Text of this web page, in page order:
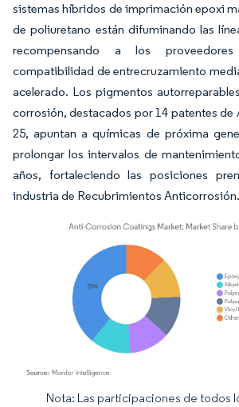
sistemas híbridos de imprimación epoxi
de poliuretano están difuminando las
recompensando a los
compatibilidad de entrecruzamiento
acelerado. Los pigmentos
corrosión, destacados por 14 patentes de
25, apuntan a químicas de próxima
prolongar los intervalos de
años, fortaleciendo las posiciones
industria de Recubrimientos Anticorrosión.
Imagen © Mordor Intelligence. El uso requiere
Nota: Las participaciones de todos